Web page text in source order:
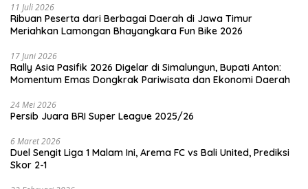
11 Juli 2026
Ribuan Peserta dari Berbagai Daerah di Jawa Timur
Meriahkan Lamongan Bhayangkara Fun Bike 2026
17 Juni 2026
Rally Asia Pasifik 2026 Digelar di Simalungun, Bupati Anton:
Momentum Emas Dongkrak Pariwisata dan Ekonomi Daerah
24 Mei 2026
Persib Juara BRI Super League 2025/26
6 Maret 2026
Duel Sengit Liga 1 Malam Ini, Arema FC vs Bali United, Prediksi
Skor 2-1